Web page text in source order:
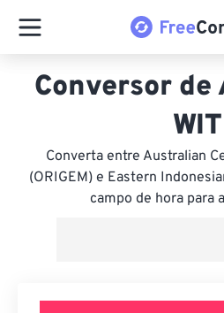
Conversor de
WIT
Converta entre Australian
(ORIGEM) e Eastern
campo de hora para